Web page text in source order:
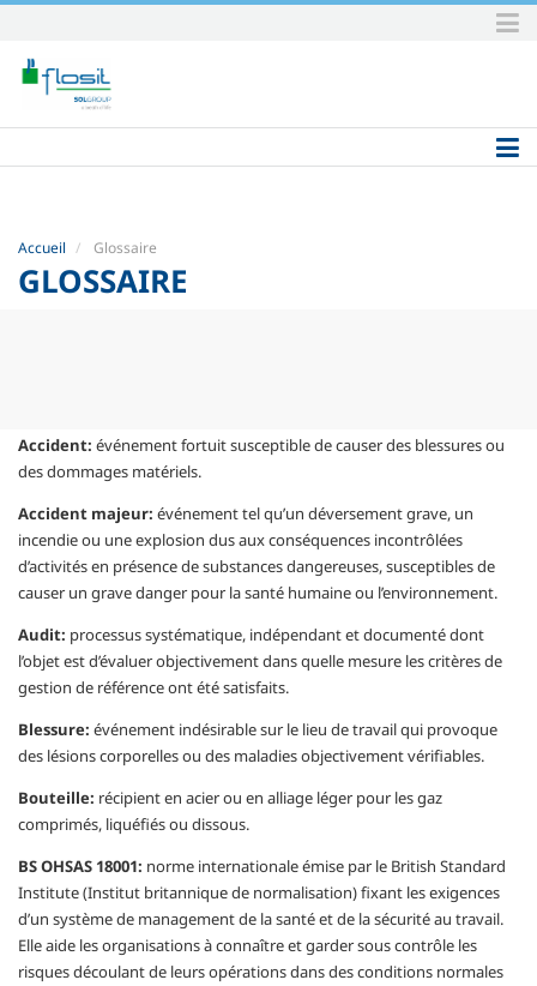
au
contenu.
|
à
Accueil Glossaire
GLOSSAIRE
Accident: événement fortuit susceptible de causer des blessures ou
des dommages matériels.
Accident majeur: événement tel qu’un déversement grave, un
incendie ou une explosion dus aux conséquences incontrôlées
d’activités en présence de substances dangereuses, susceptibles de
causer un grave danger pour la santé humaine ou l’environnement.
Audit: processus systématique, indépendant et documenté dont
l’objet est d’évaluer objectivement dans quelle mesure les critères de
gestion de référence ont été satisfaits.
Blessure: événement indésirable sur le lieu de travail qui provoque
des lésions corporelles ou des maladies objectivement vérifiables.
Bouteille: récipient en acier ou en alliage léger pour les gaz
comprimés, liquéfiés ou dissous.
BS OHSAS 18001: norme internationale émise par le British Standard
Institute (Institut britannique de normalisation) fixant les exigences
d’un système de management de la santé et de la sécurité au travail.
Elle aide les organisations à connaître et garder sous contrôle les
risques découlant de leurs opérations dans des conditions normales